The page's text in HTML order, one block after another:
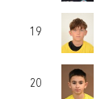
19
20